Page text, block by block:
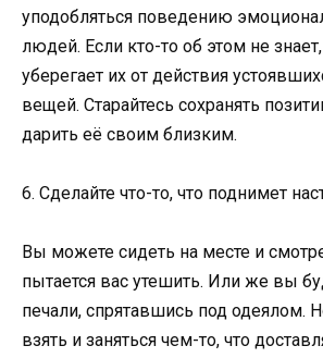
уподобляться поведению
людей. Если кто-то об этом не
уберегает их от действия
вещей. Старайтесь сохранять
дарить её своим близким.
6. Сделайте что-то, что поднимет
Вы можете сидеть на месте и
пытается вас утешить. Или же вы
печали, спрятавшись под одеялом.
взять и заняться чем-то, что